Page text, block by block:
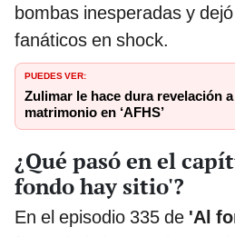
bombas inesperadas y
fanáticos en shock.
PUEDES VER:
Zulimar le hace dura revelación
matrimonio en ‘AFHS’
¿Qué pasó en el
fondo hay sitio'?
En el episodio 335 de 'Al